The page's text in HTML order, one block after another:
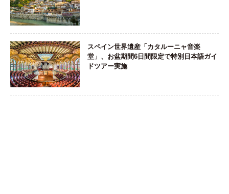
スペイン世界遺産「カタルーニャ音楽
堂」、お盆期間6日間限定で特別日本語ガイ
ドツアー実施